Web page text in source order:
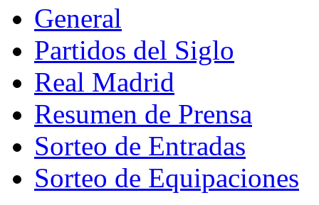
General
Partidos del Siglo
Real Madrid
Resumen de Prensa
Sorteo de Entradas
Sorteo de Equipaciones